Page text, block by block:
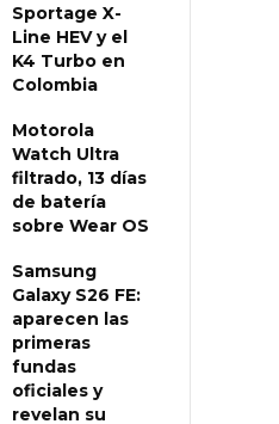
Sportage X-
Line HEV y el
K4 Turbo en
Colombia
Motorola
Watch Ultra
filtrado, 13 días
de batería
sobre Wear OS
Samsung
Galaxy S26 FE:
aparecen las
primeras
fundas
oficiales y
revelan su